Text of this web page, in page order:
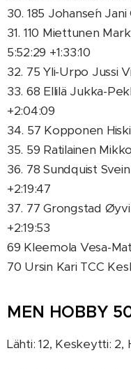
30. 185 Johanse´n
31. 110 Miettunen
5:52:29 +1:33:10
32. 75 Yli-Urpo Jussi
33. 68 Ellilä Jukka-
+2:04:09
34. 57 Kopponen
35. 59 Ratilainen
36. 78 Sundquist
+2:19:47
37. 77 Grongstad
+2:19:53
69 Kleemola Vesa-
70 Ursin Kari TCC
MEN HOBBY
Lähti: 12, Keskeytti: 2,